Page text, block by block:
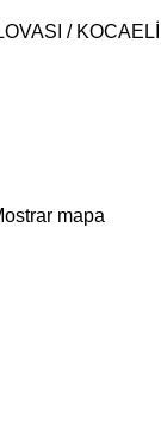
/ KOCAELİ
mapa